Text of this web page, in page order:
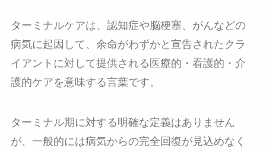
ターミナルケアは、認知症や脳梗塞、がんなどの
病気に起因して、余命がわずかと宣告されたクラ
イアントに対して提供される医療的・看護的・介
護的ケアを意味する言葉です。
ターミナル期に対する明確な定義はありません
が、一般的には病気からの完全回復が見込めなく